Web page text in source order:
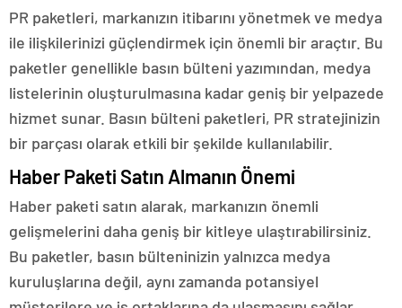
PR paketleri, markanızın itibarını yönetmek ve medya
ile ilişkilerinizi güçlendirmek için önemli bir araçtır. Bu
paketler genellikle basın bülteni yazımından, medya
listelerinin oluşturulmasına kadar geniş bir yelpazede
hizmet sunar. Basın bülteni paketleri, PR stratejinizin
bir parçası olarak etkili bir şekilde kullanılabilir.
Haber Paketi Satın Almanın Önemi
Haber paketi satın alarak, markanızın önemli
gelişmelerini daha geniş bir kitleye ulaştırabilirsiniz.
Bu paketler, basın bülteninizin yalnızca medya
kuruluşlarına değil, aynı zamanda potansiyel